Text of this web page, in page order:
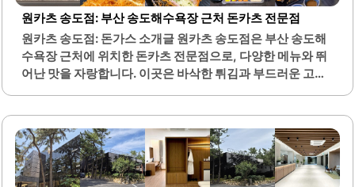
한 직원들이 손님을 맞이하며, 고객의 요구에 신속하게 대응
하는 서비스가 인상적입니다.켄터키치킨1971은 반려동물과
함께 방문할 수 있는 공간을 마련하여, 가족 단위 손님들에게
도 적합한 환경을 제공합니다. 이곳은 송도의 아름다운 바다
와 야경을 배경으로 치킨을 즐길 수 있는 최적의 장소입니다.
주변의 다른 음식점들과 비교했을..
원카츠 송도점: 부산 송도해수욕장 근처 돈카츠 전문점
원카츠 송도점: 돈가스 소개글 원카츠 송도점은 부산 송도해
수욕장 근처에 위치한 돈카츠 전문점으로, 다양한 메뉴와 뛰
어난 맛을 자랑합니다. 이곳은 바삭한 튀김과 부드러운 고기
니다.또한, 다양한 사이드 메뉴와 함께 제공되는 우동은 간이
잘 맞아 많은 분들이 선호하는 메뉴입니다. 원카츠 송도점은
항상 신선한 재료를 사용하여 최상의 맛을 유지하고 있으며,
매장 내부는 깔끔하고 쾌적한 분위기를 제공합니다. 직원들